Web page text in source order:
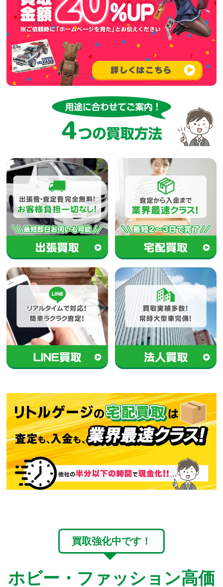
買取強化中です！
ホビー・ファッション高価